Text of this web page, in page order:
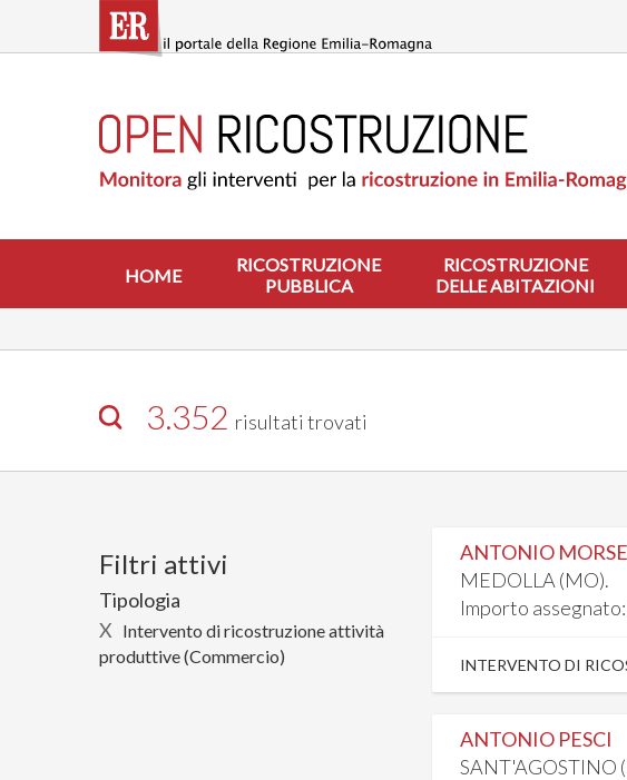
contenuto
RICOSTRUZIONE
PUBBLICA
ABITAZIONI
RICOSTRUZIONE
ATTIVITÀ
INTERVENTI
SI
HOME
RICOSTRUZIONE
PUBBLICA
RICOSTRUZIONE
DELLE ABITAZIONI
3.352 risultati trovati
Filtri attivi
Tipologia
X Intervento di ricostruzione attività
produttive (Commercio)
ANTONIO
MEDOLLA (MO).
Importo assegnato:
INTERVENTO DI
ANTONIO PESCI
SANT'AGOSTINO